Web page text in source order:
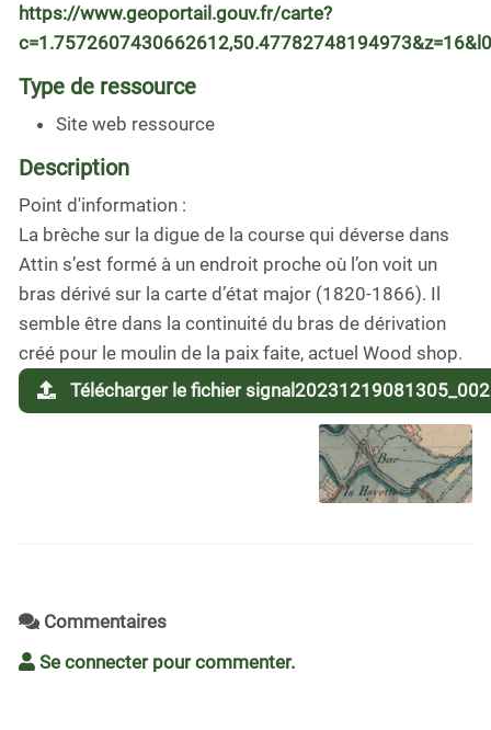
https://www.geoportail.gouv.fr/carte?
Type de ressource
Site web ressource
Description
Point d'information :
La brèche sur la digue de la course qui déverse dans
Attin s’est formé à un endroit proche où l’on voit un
bras dérivé sur la carte d’état major (1820-1866). Il
semble être dans la continuité du bras de dérivation
créé pour le moulin de la paix faite, actuel Wood shop.
Télécharger le fichier
Commentaires
Se connecter pour commenter.